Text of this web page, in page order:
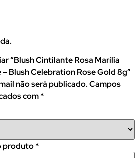
“Blush Cintilante Rosa Marília
– Blush Celebration Rose Gold 8g”
não será publicado.Campos
com*
produto*